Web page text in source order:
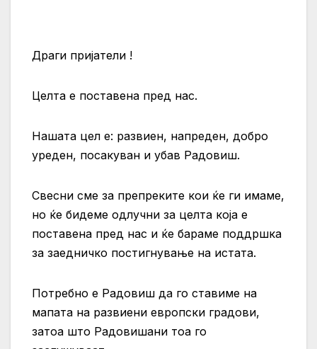
Драги пријатели !
Целта е поставена пред нас.
Нашата цел е: развиен, напреден, добро
уреден, посакуван и убав Радовиш.
Свесни сме за препреките кои ќе ги имаме,
но ќе бидеме одлучни за целта која е
поставена пред нас и ќе бараме поддршка
за заедничко постигнување на истата.
Потребно е Радовиш да го ставиме на
мапата на развиени европски градови,
затоа што Радовишани тоа го